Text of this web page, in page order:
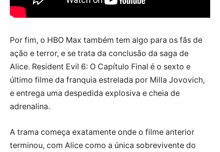
Por fim, o HBO Max também tem algo para os fãs de
ação e terror, e se trata da conclusão da saga de
Alice. Resident Evil 6: O Capítulo Final é o sexto e
último filme da franquia estrelada por Milla Jovovich,
e entrega uma despedida explosiva e cheia de
adrenalina.
A trama começa exatamente onde o filme anterior
terminou, com Alice como a única sobrevivente do